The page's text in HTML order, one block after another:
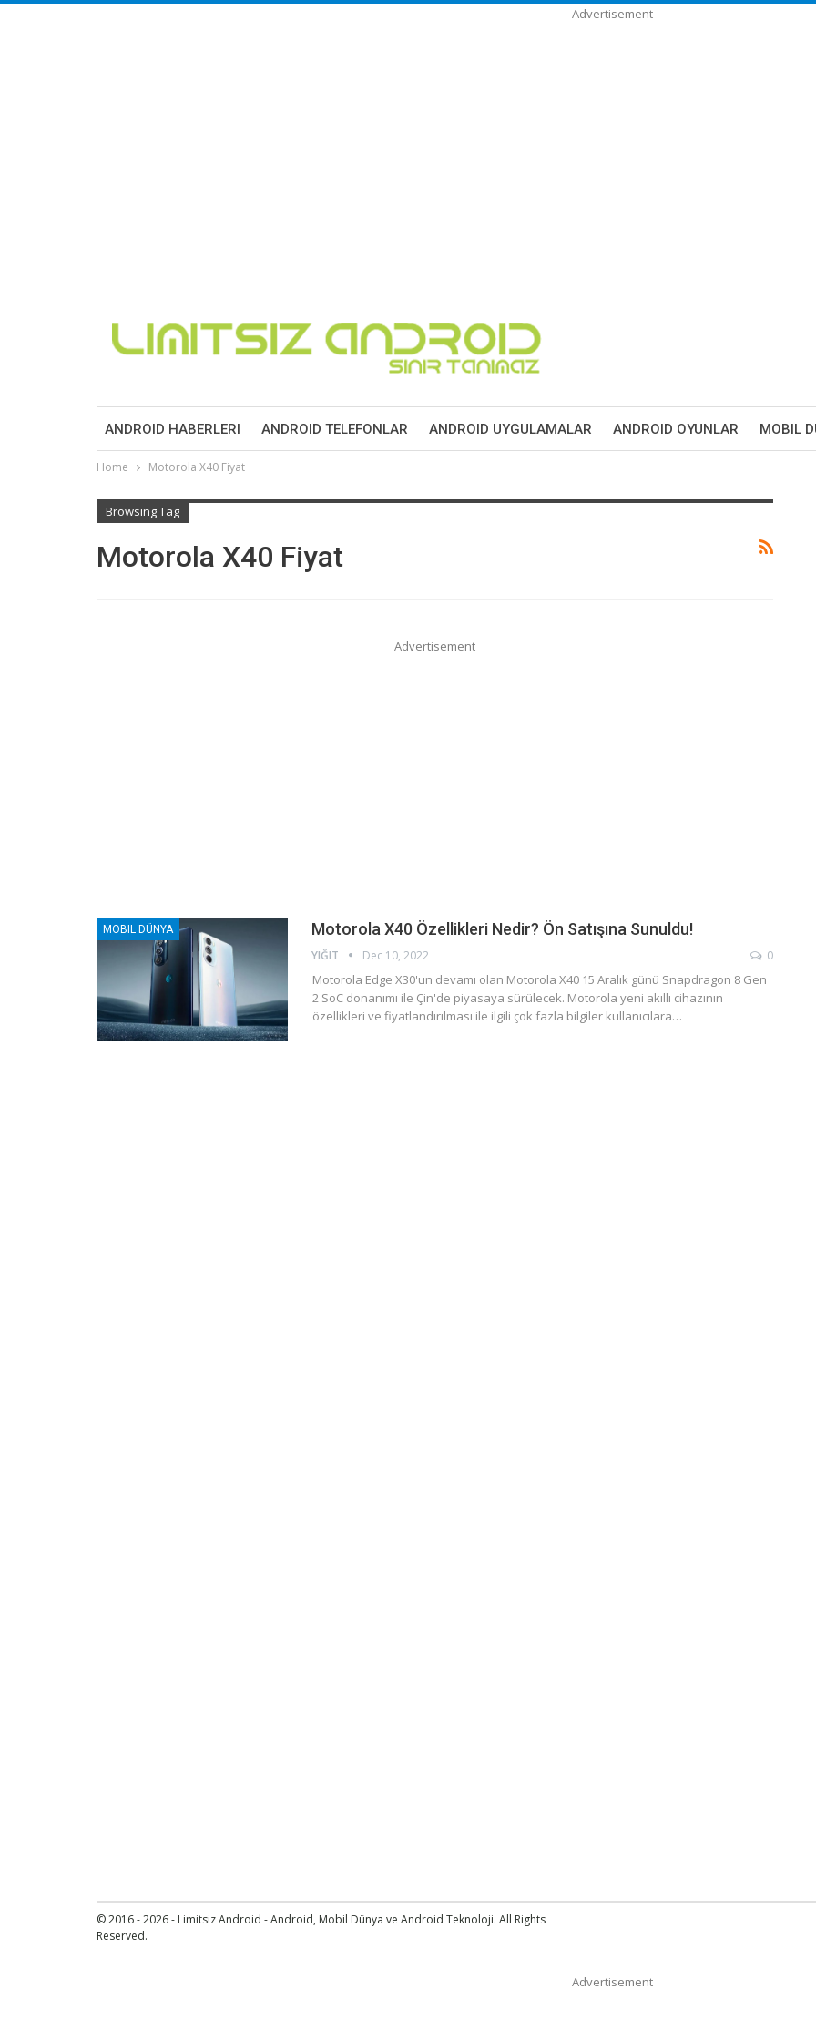
Advertisement
ANDROID HABERLERI ANDROID TELEFONLAR ANDROID UYGULAMALAR ANDROID OYUNLAR MOBIL
Home Motorola X40 Fiyat
Browsing Tag
Motorola X40 Fiyat
Advertisement
MOBIL DÜNYA Motorola X40 Özellikleri Nedir? Ön Satışına Sunuldu!
YIĞIT Dec 10, 2022 0
Motorola Edge X30'un devamı olan Motorola X40 15 Aralık günü Snapdragon 8 Gen
2 SoC donanımı ile Çin'de piyasaya sürülecek. Motorola yeni akıllı cihazının
özellikleri ve fiyatlandırılması ile ilgili çok fazla bilgiler kullanıcılara…
© 2016 - 2026 - Limitsiz Android - Android, Mobil Dünya ve Android Teknoloji. All Rights
Reserved.
Advertisement